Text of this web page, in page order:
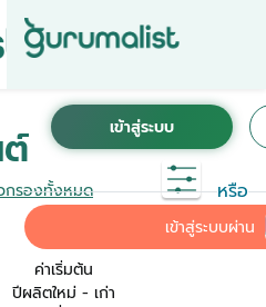
หรือ
เข้าสู่ระบบผ่าน
กรองทั้งหมด
ค่าเริ่มต้น
ปีผลิตใหม่ - เก่า
ที่สุด ระบบจะทำการเชื่อม
ของคุณเข้ากับ